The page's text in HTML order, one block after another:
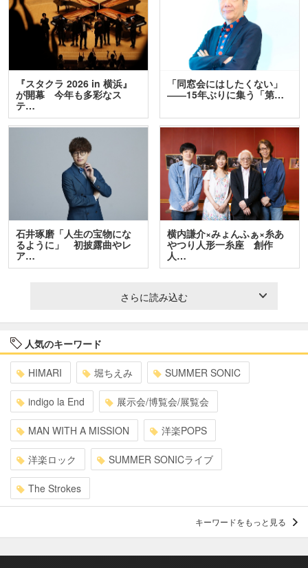
『スタクラ 2026 in 横浜』
が開幕 今年も多彩なス
テ…
「同窓会にはしたくない」
――15年ぶりに集う「第…
石井琢磨「人生の宝物にな
るように」 初披露曲やレ
ア…
横内謙介×みょんふぁ×糸あ
やつり人形一糸座 創作
人…
さらに読み込む
人気のキーワード
HIMARI 堀ちえみ SUMMER SONIC
indigo la End 展示会/博覧会/展覧会
MAN WITH A MISSION 洋楽POPS
洋楽ロック SUMMER SONICライブ
The Strokes
キーワードをもっと見る